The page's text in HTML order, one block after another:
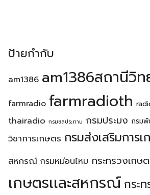
ป้ายกำกับ
am1386 am1386สถานีวิ
farmradio farmradioth
thairadio กรมชลประทาน กรมประมง กรม
วิชาการเกษตร กรมส่งเสริมการ
สหกรณ์ กรมหม่อนไหม กระทรวงเกษ
เกษตรเเละสหกรณ์ กระท